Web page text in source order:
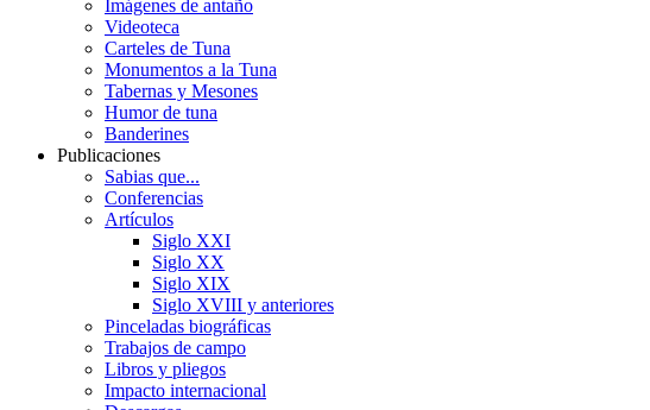
Imágenes de antaño
Videoteca
Carteles de Tuna
Monumentos a la Tuna
Tabernas y Mesones
Humor de tuna
Banderines
Publicaciones
Sabias que...
Conferencias
Artículos
Siglo XXI
Siglo XX
Siglo XIX
Siglo XVIII y anteriores
Pinceladas biográficas
Trabajos de campo
Libros y pliegos
Impacto internacional